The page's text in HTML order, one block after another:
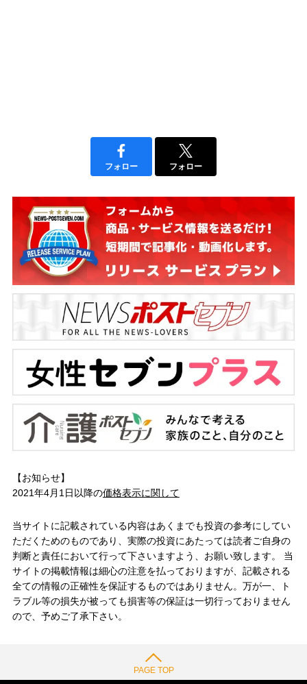
フォロー フォロー
【お知らせ】
2021年4月1日以降の価格表示に関して
当サイトに記載されている内容はあくまでも投資の参考にしてい
ただくためのものであり、実際の投資にあたっては読者ご自身の
判断と責任において行って下さいますよう、お願い致します。 当
サイトの掲載情報は細心の注意を払っておりますが、記載される
全ての情報の正確性を保証するものではありません。万が一、ト
ラブル等の損失が被っても損害等の保証は一切行っておりません
ので、予めご了承下さい。
PAGE TOP